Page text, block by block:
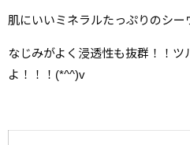
肌にいいミネラルたっぷりのシー
なじみがよく浸透性も抜群！！
よ！！！(*^^)v